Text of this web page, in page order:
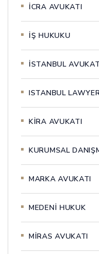
İCRA AVUKATI
İŞ HUKUKU
İSTANBUL AVUKAT
ISTANBUL
KİRA AVUKATI
KURUMSAL
MARKA AVUKATI
MEDENİ HUKUK
MİRAS AVUKATI